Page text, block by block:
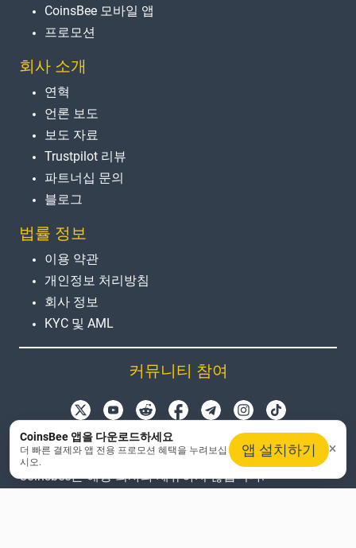
CoinsBee 모바일 앱
프로모션
회사 소개
연혁
언론 보도
보도 자료
Trustpilot 리뷰
파트너십 문의
블로그
법률 정보
이용 약관
개인정보 처리방침
회사 정보
KYC 및 AML
커뮤니티 참여
제품 이름, 로고 및 브랜드는 식별 목적으로만 사용됩니
다. 모든 상표 및 등록 상표는 해당 소유자의 자산입니다.
Coinsbee는 해당 회사와 제휴하지 않습니다.
CoinsBee 앱을 다운로드하세요
더 빠른 결제와 앱 전용 프로모션 혜택을 누려보십
시오.
앱 설치하기